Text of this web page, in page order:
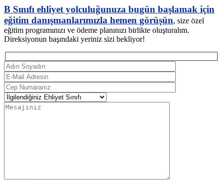
B Sınıfı ehliyet yolculuğunuza bugün başlamak için
eğitim danışmanlarımızla hemen görüşün, size özel
eğitim programınızı ve ödeme planınızı birlikte oluşturalım.
Direksiyonun başındaki yeriniz sizi bekliyor!